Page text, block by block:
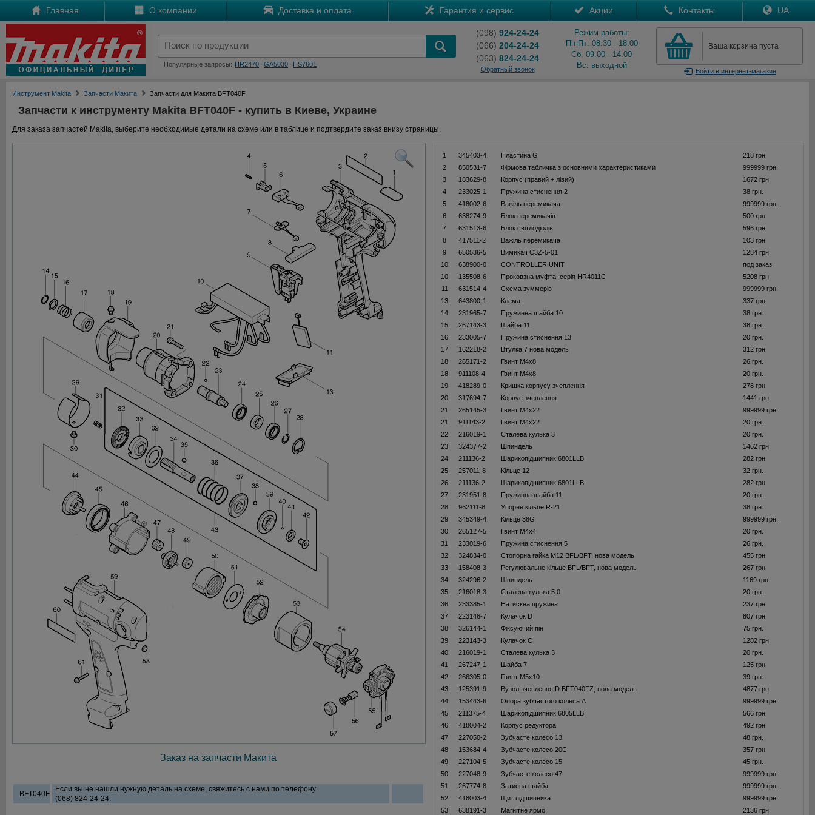
Главная О компании Доставка и оплата Гарантия и сервис Акции Контакты UA
Популярные запросы: HR2470 GA5030 HS7601
(098) 924-24-24
(066) 204-24-24
(063) 824-24-24
Обратный звонок
Режим работы:
Пн-Пт: 08:30 - 18:00
Сб: 09:00 - 14:00
Вс: выходной
Ваша корзина пуста
Войтив интернет-магазин
Инструмент Makita Запчасти Макита Запчасти для Макита BFT040F
Запчасти к инструменту Makita BFT040F - купить в Киеве, Украине
Для заказа запчастей Makita, выберите необходимые детали на схеме или в таблице и подтвердите заказ внизу страницы.
Заказ на запчасти Макита
BFT040F
Если вы не нашли нужную деталь на схеме, свяжитесь с нами по телефону
(068) 824-24-24.
1 345403-4 Пластина G
218 грн.
2
850531-7 Фiрмова табличка з основними характеристиками
999999 грн.
3
183629-8 Корпус (правий + лівий)
1672 грн.
4
233025-1 Пружина стиснення 2
38 грн.
5
418002-6 Важіль перемикача
999999 грн.
6
638274-9 Блок перемикачів
500 грн.
7
631513-6 Блок світлодіодів
596 грн.
8
417511-2 Важіль перемикача
103 грн.
9
650536-5 Вимикач C3Z-5-01
1284 грн.
10
638900-0 CONTROLLER UNIT
под заказ
10
135508-6 Проковзна муфта, серія HR4011С
5208 грн.
11
631514-4 Схема зуммерів
999999 грн.
13
643800-1 Клема
337 грн.
14
231965-7 Пружинна шайба 10
38 грн.
15
267143-3 Шайба 11
38 грн.
16
233005-7 Пружина стиснення 13
20 грн.
17
162218-2 Втулка 7 нова модель
312 грн.
18
265171-2 Гвинт M4x8
26 грн.
18
911108-4 Гвинт M4x8
20 грн.
19
418289-0 Кришка корпусу зчеплення
278 грн.
20
317694-7 Корпус зчеплення
1441 грн.
21
265145-3 Гвинт М4х22
999999 грн.
21
911143-2 Гвинт M4x22
20 грн.
22
216019-1 Сталева кулька 3
20 грн.
23
324377-2 Шпиндель
1462 грн.
24
211136-2 Шарикопідшипник 6801LLB
282 грн.
25
257011-8 Кільце 12
32 грн.
26
211136-2 Шарикопідшипник 6801LLB
282 грн.
27
231951-8 Пружинна шайба 11
20 грн.
28
962111-8 Упорне кільце R-21
38 грн.
29
345349-4 Кільце 38G
999999 грн.
30
265127-5 Гвинт М4х4
20 грн.
31
233019-6 Пружина стиснення 5
26 грн.
32
324834-0 Стопорна гайка M12 BFL/BFT, нова модель
455 грн.
33
158408-3 Регулювальне кільце BFL/BFT, нова модель
267 грн.
34
324296-2 Шпиндель
1169 грн.
35
216018-3 Сталева кулька 5.0
20 грн.
36
233385-1 Натискна пружина
237 грн.
37
223146-7 Кулачок D
807 грн.
38
326144-1 Фіксуючий пін
75 грн.
39
223143-3 Кулачок С
1282 грн.
40
216019-1 Сталева кулька 3
20 грн.
41
267247-1 Шайба 7
125 грн.
42
266305-0 Гвинт M5x10
39 грн.
43
125391-9 Вузол зчеплення D BFT040FZ, нова модель
4877 грн.
44
153443-6 Опора зубчастого колеса А
999999 грн.
45
211375-4 Шарикопідшипник 6805LLB
566 грн.
46
418004-2 Корпус редуктора
492 грн.
47
227050-2 Зубчасте колесо 13
48 грн.
48
153684-4 Зубчасте колесо 20С
357 грн.
49
227104-5 Зубчасте колесо 15
45 грн.
50
227048-9 Зубчасте колесо 47
999999 грн.
51
267774-8 Затисна шайба
999999 грн.
52
418003-4 Щит підшипника
999999 грн.
53
638191-3 Магнітне ярмо 2136 грн.